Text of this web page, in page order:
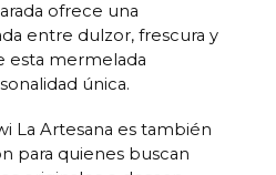
ofrece una
entre dulzor, frescura y
esta mermelada
única.
La Artesana es también
para quienes buscan